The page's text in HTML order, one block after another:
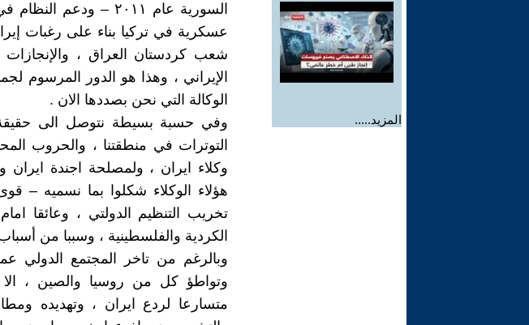
المزيد.....
السورية عام ٢٠١١ –
عسكرية في تركيا بناء على رغبات
شعب كردستان العراق ، والإنجازات
الإيراني ، وهذا هو الدور
الوكالة التي نحن بصددها الان .
وفي حسبة بسيطة نتوصل الى
التوترات في منطقتنا ، والحروب
وكلاء ايران ، ولمصلحة اجندة
هؤلاء الوكلاء شكلوا بما نسميه –
تخريب التنظيم الدولتي ، وعائقا
الكردية والفلسطينية ، وسببا من
وبالرغم من تاخر المجتمع الدولي
وتواطؤ كل من روسيا والصين ، الا
متسارعا لردع ايران ، وتهديده